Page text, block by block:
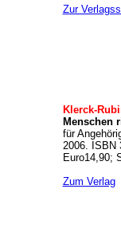
Zur
Klerck-
Menschen
für
2006. ISBN
Euro14,90;
Zum Verlag